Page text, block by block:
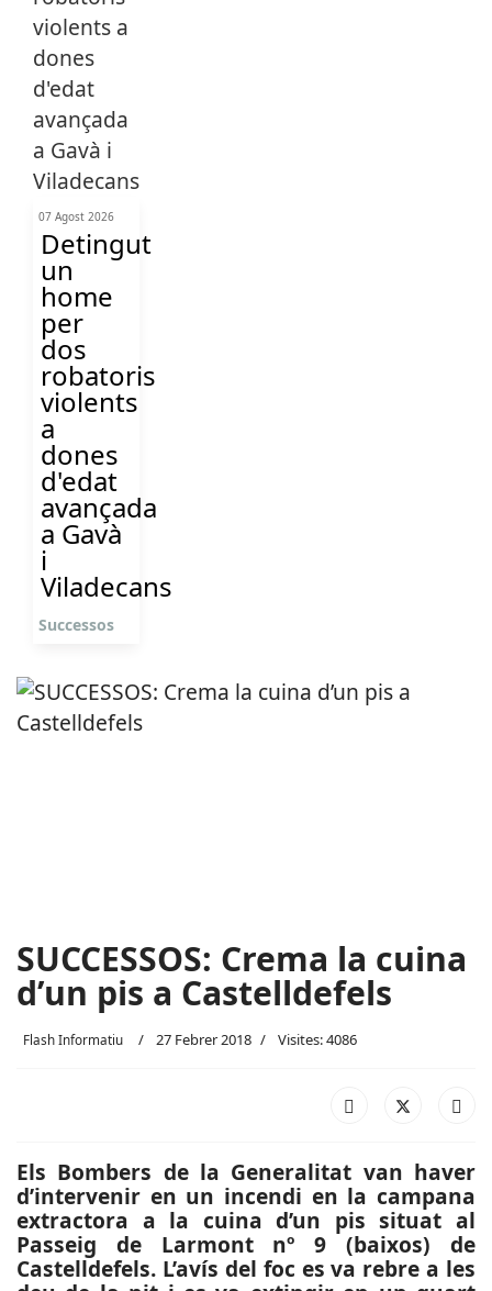
07 Agost 2026
Detingut
un
home
per
dos
robatoris
violents
a
dones
d'edat
avançada
a Gavà
i
Viladecans
Successos
SUCCESSOS: Crema la cuina
d’un pis a Castelldefels
Flash Informatiu 27 Febrer 2018 Visites: 4086
Els Bombers de la Generalitat van haver
d’intervenir en un incendi en la campana
extractora a la cuina d’un pis situat al
Passeig de Larmont nº 9 (baixos) de
Castelldefels. L’avís del foc es va rebre a les